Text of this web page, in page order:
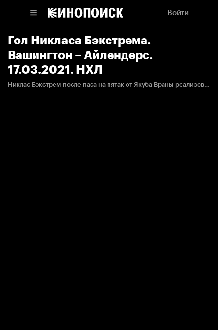
Войти
Гол Никласа Бэкстрема.
Вашингтон – Айлендерс.
17.03.2021. НХЛ
Никлас Бэкстрем после паса на пятак от Якуба Враны реализовывает большинство